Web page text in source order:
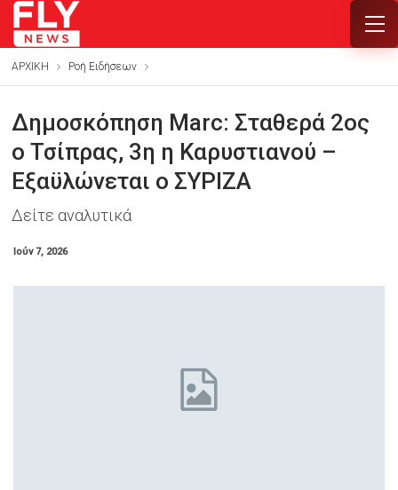
ΑΡΧΙΚΗ Ροή Ειδήσεων
Δημοσκόπηση Marc: Σταθερά 2ος
ο Τσίπρας, 3η η Καρυστιανού –
Εξαϋλώνεται ο ΣΥΡΙΖΑ
Δείτε αναλυτικά
Ιούν 7, 2026